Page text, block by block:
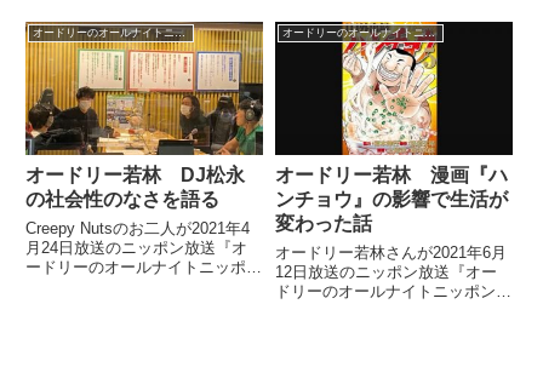
田中樹さん、ジェシーさんに
SixTONES東京ドーム公演の感想
を伝えていました。
人々から心当たりもないのに「春
日は本当にひどかった。最悪だっ
た」と噂されていたという話をし
ていました。
オードリーのオールナイトニッポン
オードリー若林 DJ松永
の社会性のなさを語る
Creepy Nutsのお二人が2021年4
月24日放送のニッポン放送『オ
ードリーのオールナイトニッポ
オードリーのオールナイトニッポン
オードリー若林 漫画『ハ
ンチョウ』の影響で生活が
変わった話
オードリー若林さんが2021年6月
12日放送のニッポン放送『オー
ドリーのオールナイトニッポン』